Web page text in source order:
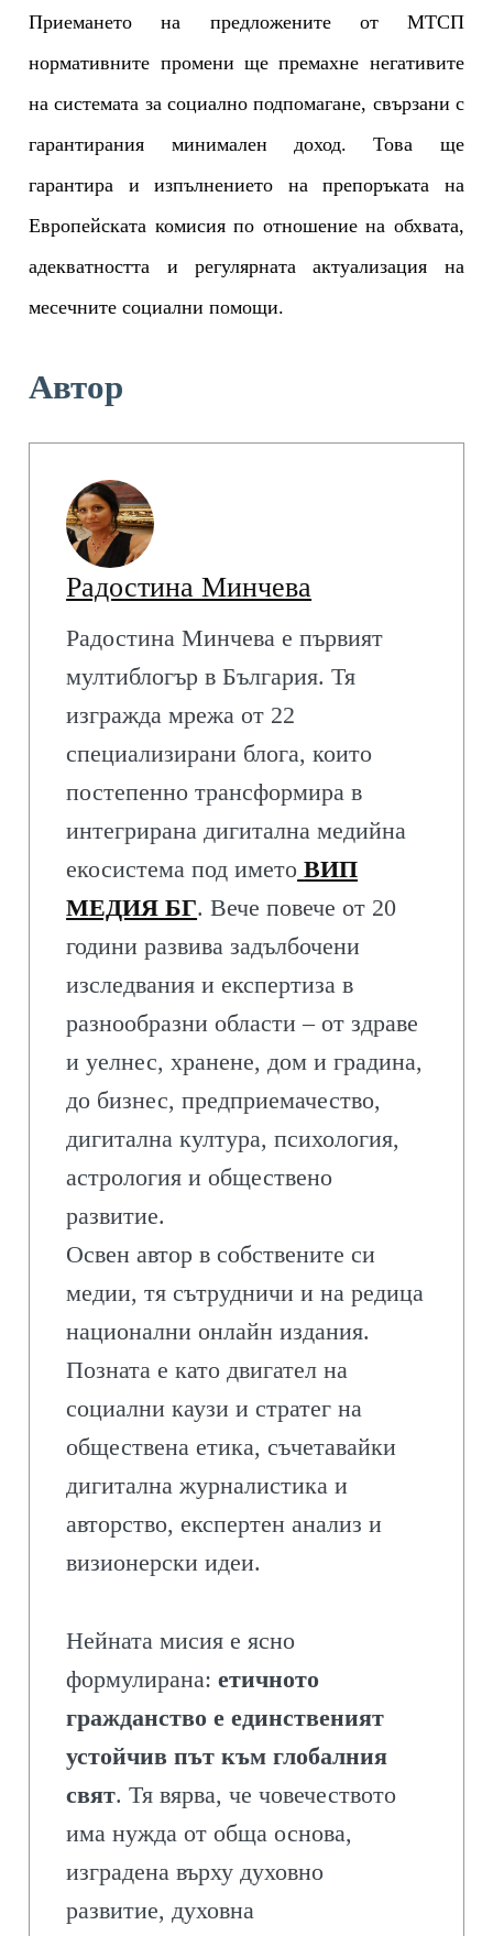
Приемането на предложените от МТСП
нормативните промени ще премахне негативите
на системата за социално подпомагане, свързани с
гарантирания минимален доход. Това ще
гарантира и изпълнението на препоръката на
Европейската комисия по отношение на обхвата,
адекватността и регулярната актуализация на
месечните социални помощи.
Автор
Радостина Минчева
Радостина Минчева е първият
мултиблогър в България. Тя
изгражда мрежа от 22
специализирани блога, които
постепенно трансформира в
интегрирана дигитална медийна
екосистема под името ВИП
МЕДИЯ БГ. Вече повече от 20
години развива задълбочени
изследвания и експертиза в
разнообразни области – от здраве
и уелнес, хранене, дом и градина,
до бизнес, предприемачество,
дигитална култура, психология,
астрология и обществено
развитие.
Освен автор в собствените си
медии, тя сътрудничи и на редица
национални онлайн издания.
Позната е като двигател на
социални каузи и стратег на
обществена етика, съчетавайки
дигитална журналистика и
авторство, експертен анализ и
визионерски идеи.
Нейната мисия е ясно
формулирана:етичното
гражданство е единственият
устойчив път към глобалния
свят. Тя вярва, че човечеството
има нужда от обща основа,
изградена върху духовно
развитие, духовна